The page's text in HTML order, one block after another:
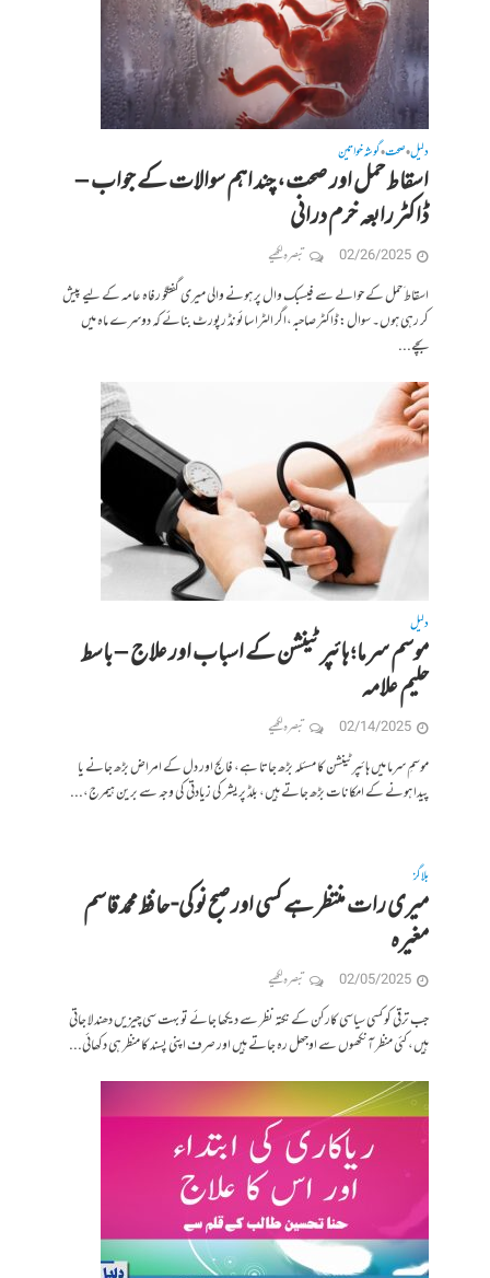
دلیل•صحت•گوشہ خواتین
اسقاط حمل اور صحت، چند اہم سوالات کے جواب –
ڈاکٹر رابعہ خرم درانی
02/26/2025 تبصرہ لکھیے
اسقاط َحمل کے حوالے سے فیسبک وال پر ہونے والی میری گفتگو رفاہ عامہ کے لیے پیش
کر رہی ہوں۔ سوال: ڈاکٹر صاحبہ،اگر الٹرا سائونڈ رپورٹ بنائے کہ دوسرے ماہ میں
بچے...
دلیل
موسم سرما؛ ہائپر ٹینشن کے اسباب اور علاج – باسط
حلیم علامہ
02/14/2025 تبصرہ لکھیے
موسمِ سرما میں ہائپرٹینشن کا مسئلہ بڑھ جاتا ہے، فالج اور دل کے امراض بڑھ جانے یا
پیدا ہونے کے امکانات بڑھ جاتے ہیں، بلڈ پریشر کی زیادتی کی وجہ سے برین ہیمرج،...
بلاگز
میری رات منتظر ہے کسی اور صبح نو کی- حافظ محمد قاسم
مغیرہ
02/05/2025 تبصرہ لکھیے
جب ترقی کو کسی سیاسی کارکن کے نکتہ نظر سے دیکھا جائے تو بہت سی چیزیں دھندلا جاتی
ہیں، کئی منظر آنکھوں سے اوجھل رہ جاتے ہیں اور صرف اپنی پسند کا منظر ہی دکھائی...